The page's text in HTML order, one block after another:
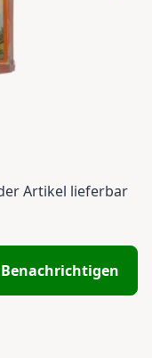
Artikel lieferbar
Benachrichtigen